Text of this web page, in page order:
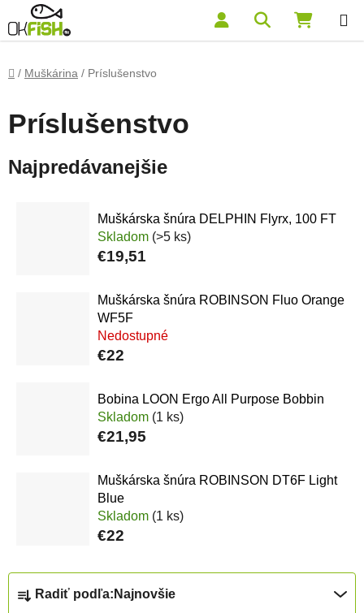
Prejsť na obsah Hľadať
Domov
/ Muškárina / Príslušenstvo
Príslušenstvo
Najpredávanejšie
Muškárska šnúra DELPHIN Flyrx, 100 FT
Skladom (>5 ks)
€19,51
Muškárska šnúra ROBINSON Fluo Orange
WF5F
Nedostupné
€22
Bobina LOON Ergo All Purpose Bobbin
Skladom (1 ks)
€21,95
Muškárska šnúra ROBINSON DT6F Light
Blue
Skladom (1 ks)
€22
Radenie produktov
Radiť podľa: Najnovšie